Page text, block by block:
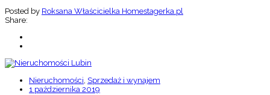
Posted by Roksana Właścicielka Homestagerka.pl
Share:
Nieruchomości, Sprzedaż i wynajem
1 października 2019